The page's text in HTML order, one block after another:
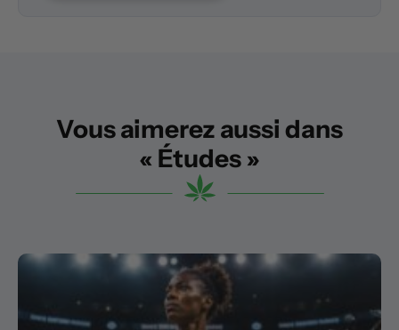
Vous aimerez aussi dans
« Études »